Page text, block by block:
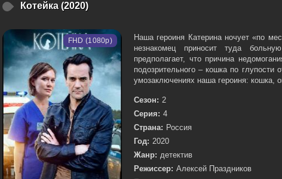
Котейка (2020)
FHD (1080p)
Наша героиня Катерина ночует «по
незнакомец приносит туда
предполагает, что причина
подозрительного – кошка по
умозаключениях наша героиня: кошка,
Сезон: 2
Серия: 4
Страна: Россия
Год: 2020
Жанр: детектив
Режиссер: Алексей Праздников